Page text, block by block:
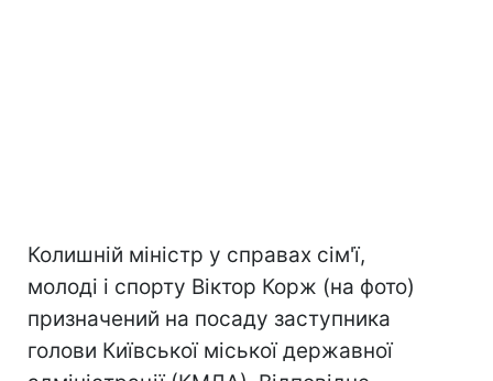
Колишній міністр у справах сім'ї,
молоді і спорту Віктор Корж (на фото)
призначений на посаду заступника
голови Київської міської державної